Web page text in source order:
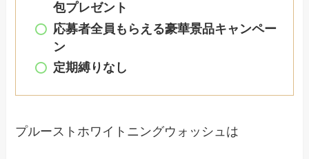
包プレゼント
応募者全員もらえる豪華景品キャンペー
ン
定期縛りなし
プルーストホワイトニングウォッシュは